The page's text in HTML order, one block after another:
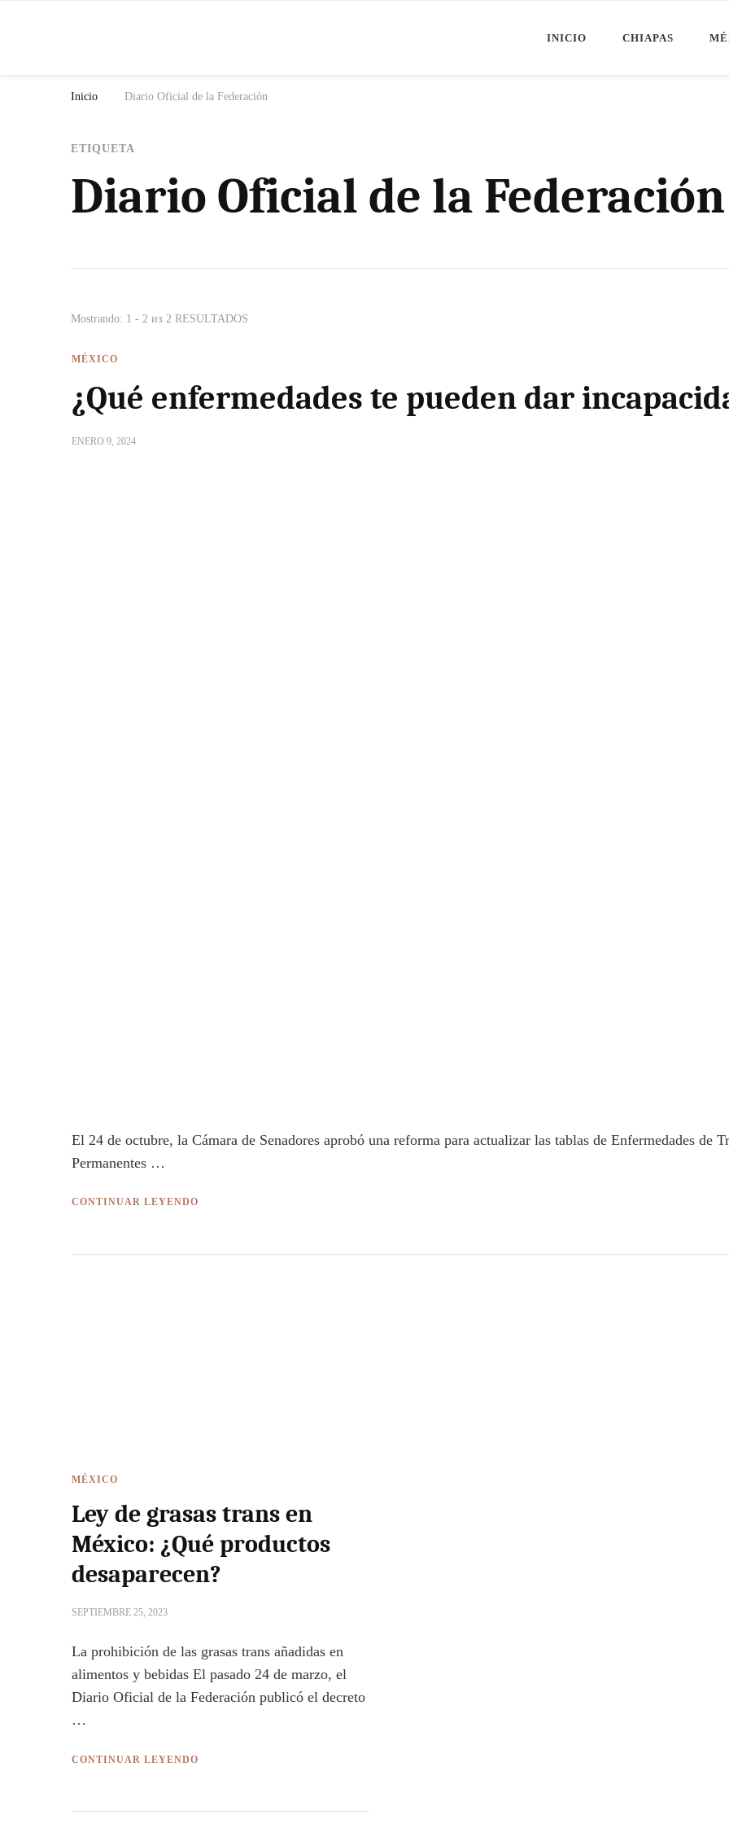
INICIO CHIAPAS
Inicio Diario Oficial de la Federación
ETIQUETA
Diario Oficial de la Federación
Mostrando: 1 - 2 из 2 RESULTADOS
MÉXICO
¿Qué enfermedades te pueden dar
ENERO 9, 2024
El 24 de octubre, la Cámara de Senadores aprobó una reforma para actualizar las tablas de Enfermedades de
Permanentes …
CONTINUAR LEYENDO
MÉXICO
Ley de grasas trans en
México: ¿Qué productos
desaparecen?
SEPTIEMBRE 25, 2023
La prohibición de las grasas trans añadidas en
alimentos y bebidas El pasado 24 de marzo, el
Diario Oficial de la Federación publicó el decreto
…
CONTINUAR LEYENDO